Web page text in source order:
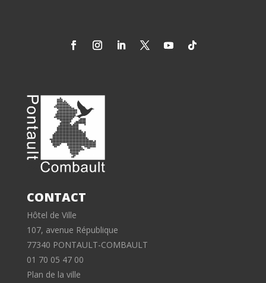
CONTACT
Hôtel de Ville
107, avenue République
77340 PONTAULT-COMBAULT
01 70 05 47 00
Plan de la ville